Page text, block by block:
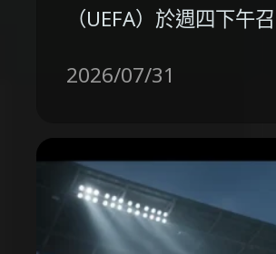
（UEFA）於週四下午
2026/07/31